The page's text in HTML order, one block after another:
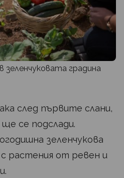
зеленчуковата градина
след първите слани,
се подслади.
зеленчукова
с растения от ревен и